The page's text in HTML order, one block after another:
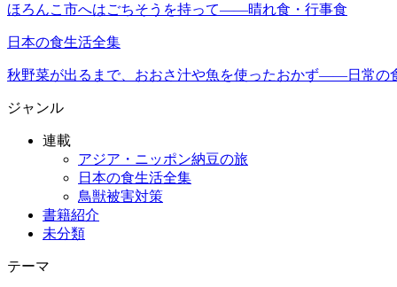
ほろんこ市へはごちそうを持って――晴れ食・行事食
日本の食生活全集
秋野菜が出るまで、おおさ汁や魚を使ったおかず――日常の
ジャンル
連載
アジア・ニッポン納豆の旅
日本の食生活全集
鳥獣被害対策
書籍紹介
未分類
テーマ